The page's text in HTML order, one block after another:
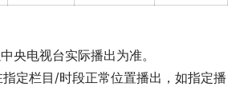
央电视台实际播出为准。
定栏目/时段正常位置播出，如指定播